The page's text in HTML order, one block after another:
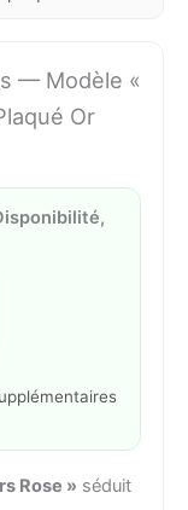
— Modèle «
Or
Rose » séduit